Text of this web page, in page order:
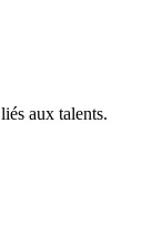
aux talents.